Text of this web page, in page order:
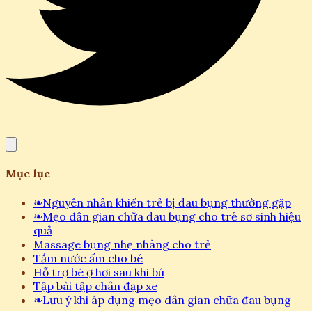
Mục lục
❧Nguyên nhân khiến trẻ bị đau bụng thường gặp
❧Mẹo dân gian chữa đau bụng cho trẻ sơ sinh hiệu
quả
Massage bụng nhẹ nhàng cho trẻ
Tắm nước ấm cho bé
Hỗ trợ bé ợ hơi sau khi bú
Tập bài tập chân đạp xe
❧Lưu ý khi áp dụng mẹo dân gian chữa đau bụng